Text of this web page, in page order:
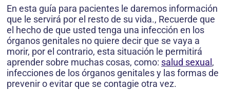
En esta guía para pacientes le daremos información
que le servirá por el resto de su vida., Recuerde que
el hecho de que usted tenga una infec­ción en los
órganos genitales no quiere decir que se vaya a
morir, por el contrario, esta situación le permitirá
aprender sobre muchas cosas, como: salud sexual ,
infecciones de los órganos genitales y las formas de
prevenir o evitar que se contagie otra vez.